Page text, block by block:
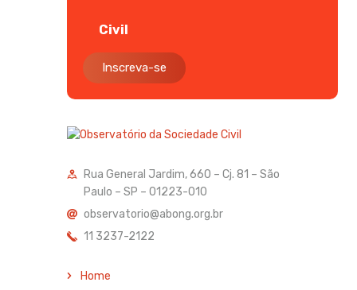
Civil
Inscreva-se
Rua General Jardim, 660 – Cj. 81 – São
Paulo – SP – 01223-010
observatorio@abong.org.br
11 3237-2122
Home